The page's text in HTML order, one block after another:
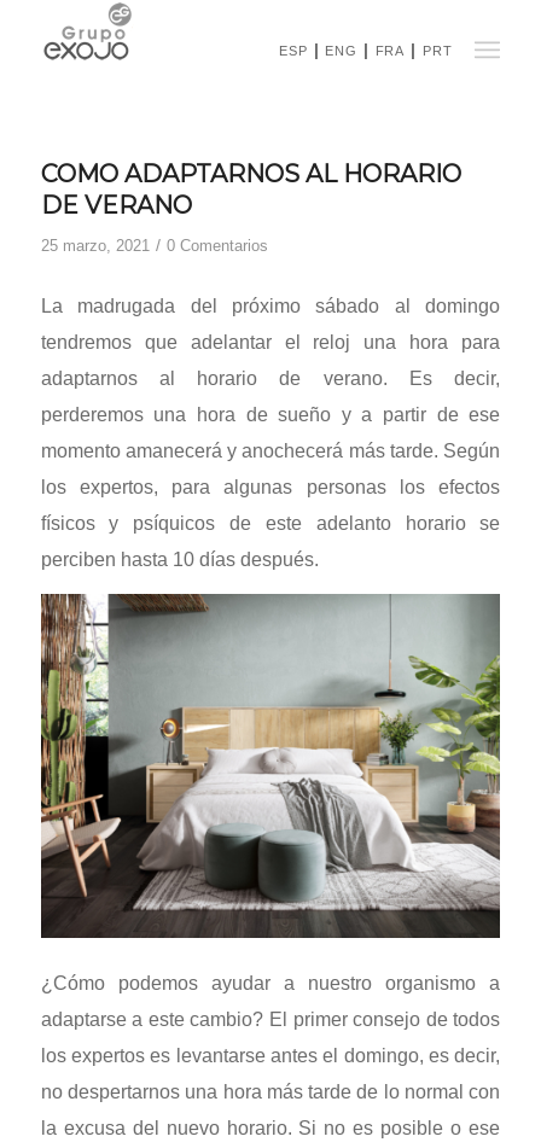
ESP ENG FRA PRT
COMO ADAPTARNOS AL HORARIO
DE VERANO
25 marzo, 2021 / 0 Comentarios
La madrugada del próximo sábado al domingo
tendremos que adelantar el reloj una hora para
adaptarnos al horario de verano. Es decir,
perderemos una hora de sueño y a partir de ese
momento amanecerá y anochecerá más tarde. Según
los expertos, para algunas personas los efectos
físicos y psíquicos de este adelanto horario se
perciben hasta 10 días después.
¿Cómo podemos ayudar a nuestro organismo a
adaptarse a este cambio? El primer consejo de todos
los expertos es levantarse antes el domingo, es decir,
no despertarnos una hora más tarde de lo normal con
la excusa del nuevo horario. Si no es posible o ese